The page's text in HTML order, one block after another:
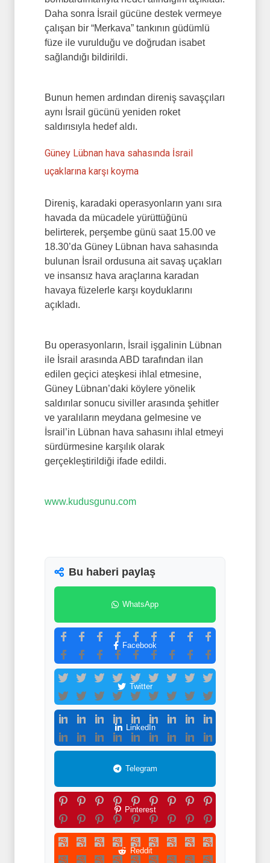
Daha sonra İsrail gücüne destek vermeye
çalışan bir “Merkava” tankının güdümlü
füze ile vurulduğu ve doğrudan isabet
sağlandığı bildirildi.
Bunun hemen ardından direniş savaşçıları
aynı İsrail gücünü yeniden roket
saldırısıyla hedef aldı.
Güney Lübnan hava sahasında İsrail
uçaklarına karşı koyma
Direniş, karadaki operasyonların yanı sıra
havada da mücadele yürüttüğünü
belirterek, perşembe günü saat 15.00 ve
18.30’da Güney Lübnan hava sahasında
bulunan İsrail ordusuna ait savaş uçakları
ve insansız hava araçlarına karadan
havaya füzelerle karşı koyduklarını
açıkladı.
Bu operasyonların, İsrail işgalinin Lübnan
ile İsrail arasında ABD tarafından ilan
edilen geçici ateşkesi ihlal etmesine,
Güney Lübnan’daki köylere yönelik
saldırılar sonucu siviller arasında şehitler
ve yaralıların meydana gelmesine ve
İsrail’in Lübnan hava sahasını ihlal etmeyi
sürdürmesine karşılık olarak
gerçekleştirildiği ifade edildi.
www.kudusgunu.com
Bu haberi paylaş
WhatsApp
Facebook
Twitter
LinkedIn
Telegram
Pinterest
Reddit